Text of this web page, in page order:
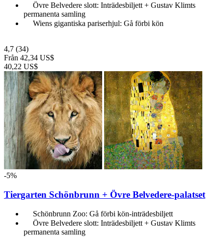
Övre Belvedere slott: Inträdesbiljett + Gustav Klimts
permanenta samling
Wiens gigantiska pariserhjul: Gå förbi kön
4,7 (34)
Från 42,34 US$
40,22 US$
-5%
Tiergarten Schönbrunn + Övre Belvedere-palatset
Schönbrunn Zoo: Gå förbi kön-inträdesbiljett
Övre Belvedere slott: Inträdesbiljett + Gustav Klimts
permanenta samling